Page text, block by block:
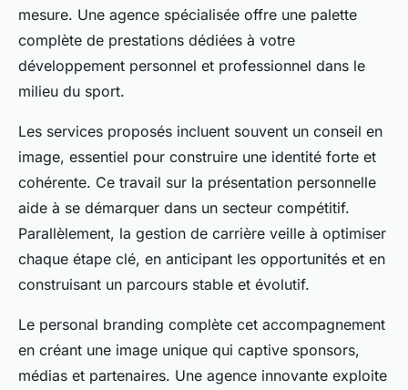
mesure. Une agence spécialisée offre une palette
complète de prestations dédiées à votre
développement personnel et professionnel dans le
milieu du sport.
Les services proposés incluent souvent un conseil en
image, essentiel pour construire une identité forte et
cohérente. Ce travail sur la présentation personnelle
aide à se démarquer dans un secteur compétitif.
Parallèlement, la gestion de carrière veille à optimiser
chaque étape clé, en anticipant les opportunités et en
construisant un parcours stable et évolutif.
Le personal branding complète cet accompagnement
en créant une image unique qui captive sponsors,
médias et partenaires. Une agence innovante exploite